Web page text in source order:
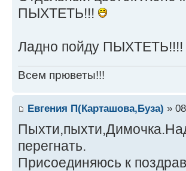
ПЫХТЕТЬ!!!
Ладно пойду ПЫХТЕТЬ!!!!
Всем прюветы!!!
Евгения П(Карташова,Буза) »
перегнать.
Присоединяюсь к